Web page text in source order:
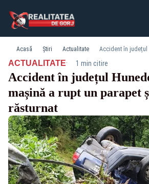
Acasă Știri Actualitate
ACTUALITATE· 1 min citire
Accident în județul
mașină a rupt un parapet
răsturnat